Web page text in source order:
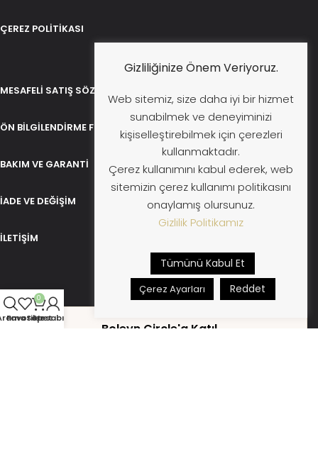
ÇEREZ POLITIKASI
MESAFELI SATIŞ SÖZLEŞMESI
ÖN BILGILENDIRME FORMU
BAKIM VE GARANTI
İADE VE DEĞIŞIM
İLETIŞIM
Boleyn Circle'a Katıl
Gizliliğinize Önem Veriyoruz.
Web sitemiz, size daha iyi bir hizmet
sunabilmek ve deneyiminizi
kişiselleştirebilmek için çerezleri
kullanmaktadır.
Çerez kullanımını kabul ederek, web
sitemizin çerez kullanımı politikasını
onaylamış olursunuz.
Gizlilik Politikamız
Tümünü Kabul Et
Çerez Ayarları Reddet
Favoriler
0
Sepet
Hesabım